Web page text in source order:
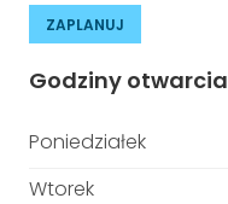
ZAPLANUJ
Godziny otwarcia
Poniedziałek
Wtorek